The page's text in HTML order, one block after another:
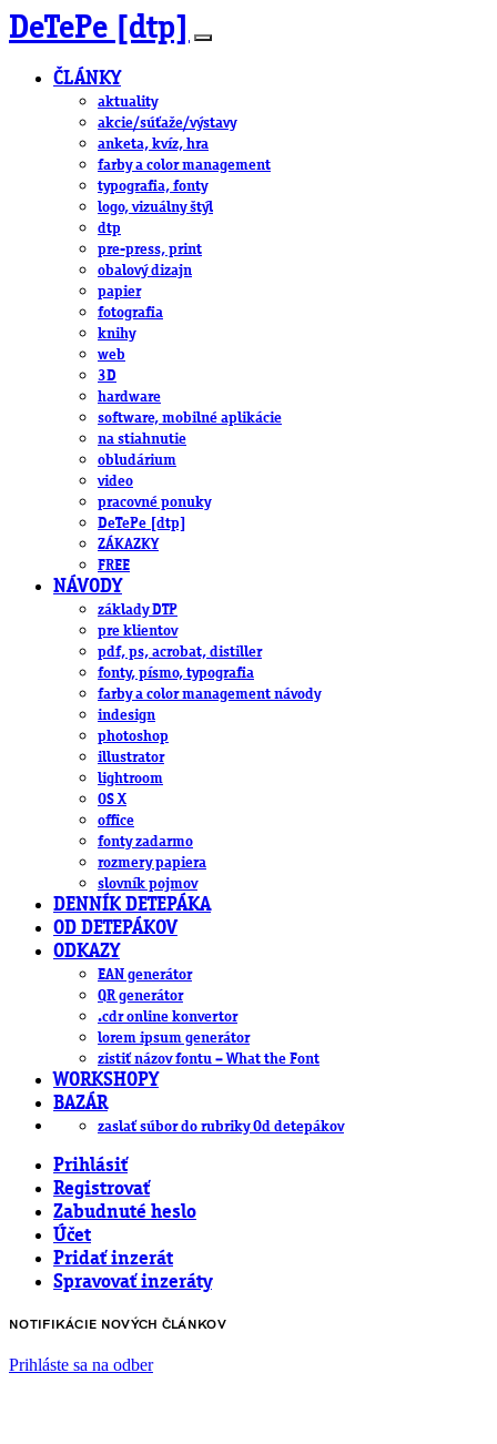
DeTePe [dtp]
ČLÁNKY
aktuality
akcie/súťaže/výstavy
anketa, kvíz, hra
farby a color management
typografia, fonty
logo, vizuálny štýl
dtp
pre-press, print
obalový dizajn
papier
fotografia
knihy
web
3D
hardware
software, mobilné aplikácie
na stiahnutie
obludárium
video
pracovné ponuky
DeTePe [dtp]
ZÁKAZKY
FREE
NÁVODY
základy DTP
pre klientov
pdf, ps, acrobat, distiller
fonty, písmo, typografia
farby a color management návody
indesign
photoshop
illustrator
lightroom
OS X
office
fonty zadarmo
rozmery papiera
slovník pojmov
DENNÍK DETEPÁKA
OD DETEPÁKOV
ODKAZY
EAN generátor
QR generátor
.cdr online konvertor
lorem ipsum generátor
zistiť názov fontu – What the Font
WORKSHOPY
BAZÁR
zaslať súbor do rubriky Od detepákov
Prihlásiť
Registrovať
Zabudnuté heslo
Účet
Pridať inzerát
Spravovať inzeráty
NOTIFIKÁCIE NOVÝCH ČLÁNKOV
Prihláste sa na odber